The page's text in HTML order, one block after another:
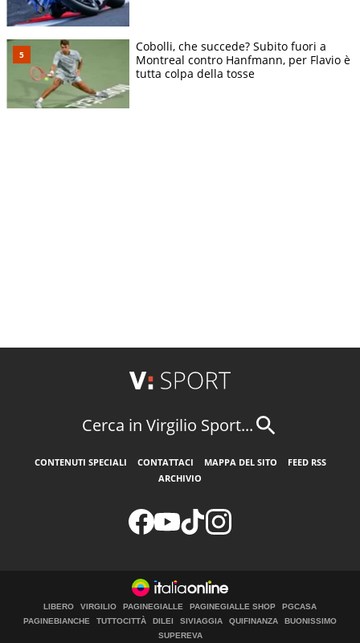
Cobolli, che succede? Subito fuori a
Montreal contro Hanfmann, per Flavio è
tutta colpa della tosse
Cerca in Virgilio Sport...
CONTENUTI SPECIALI CONTATTACI MAPPA DEL SITO
FEED RSS
ARCHIVIO
LIBERO VIRGILIO PAGINEGIALLE PAGINEGIALLE SHOP
PGCASA
PAGINEBIANCHE
TUTTOCITTÀ DILEI SIVIAGGIA QUIFINANZA
BUONISSIMO
SUPEREVA